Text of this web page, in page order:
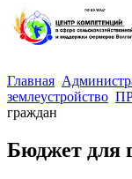
Главная
землеустройство
граждан
Бюджет для